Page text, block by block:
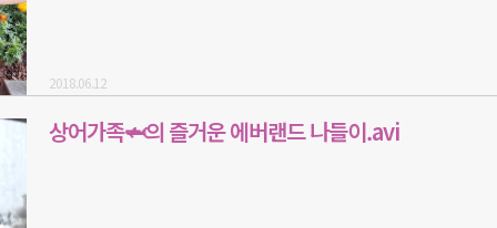
2018.06.12
상어가족🦈의 즐거운 에버랜드 나들이.avi